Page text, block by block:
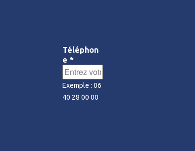
Téléphon
e *
Exemple : 06
40 28 00 00